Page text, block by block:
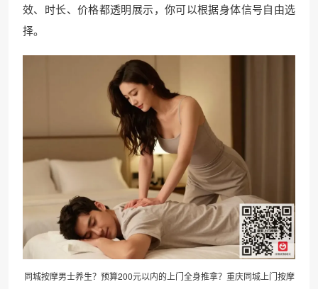
效、时长、价格都透明展示，你可以根据身体信号自由选
择。
同城按摩男士养生？预算200元以内的上门全身推拿？重庆同城上门按摩